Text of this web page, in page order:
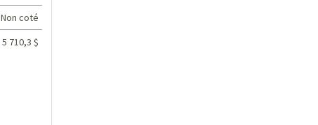
Non coté
5 710,3 $